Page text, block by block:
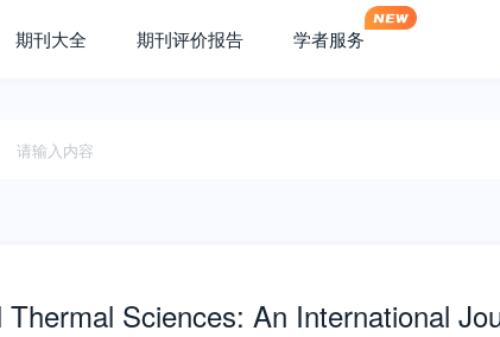
期刊大全 期刊评价报告 学者服务
Thermal Sciences: An International